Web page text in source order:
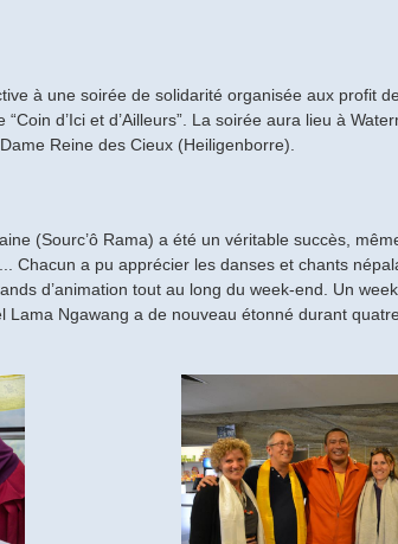
à une soirée de solidarité organisée aux profit
d’Ici et d’Ailleurs”. La soirée aura lieu à
Reine des Cieux (Heiligenborre).
(Sourc’ô Rama) a été un véritable succès,
Chacun a pu apprécier les danses et chants
d’animation tout au long du week-end. Un
Lama Ngawang a de nouveau étonné durant